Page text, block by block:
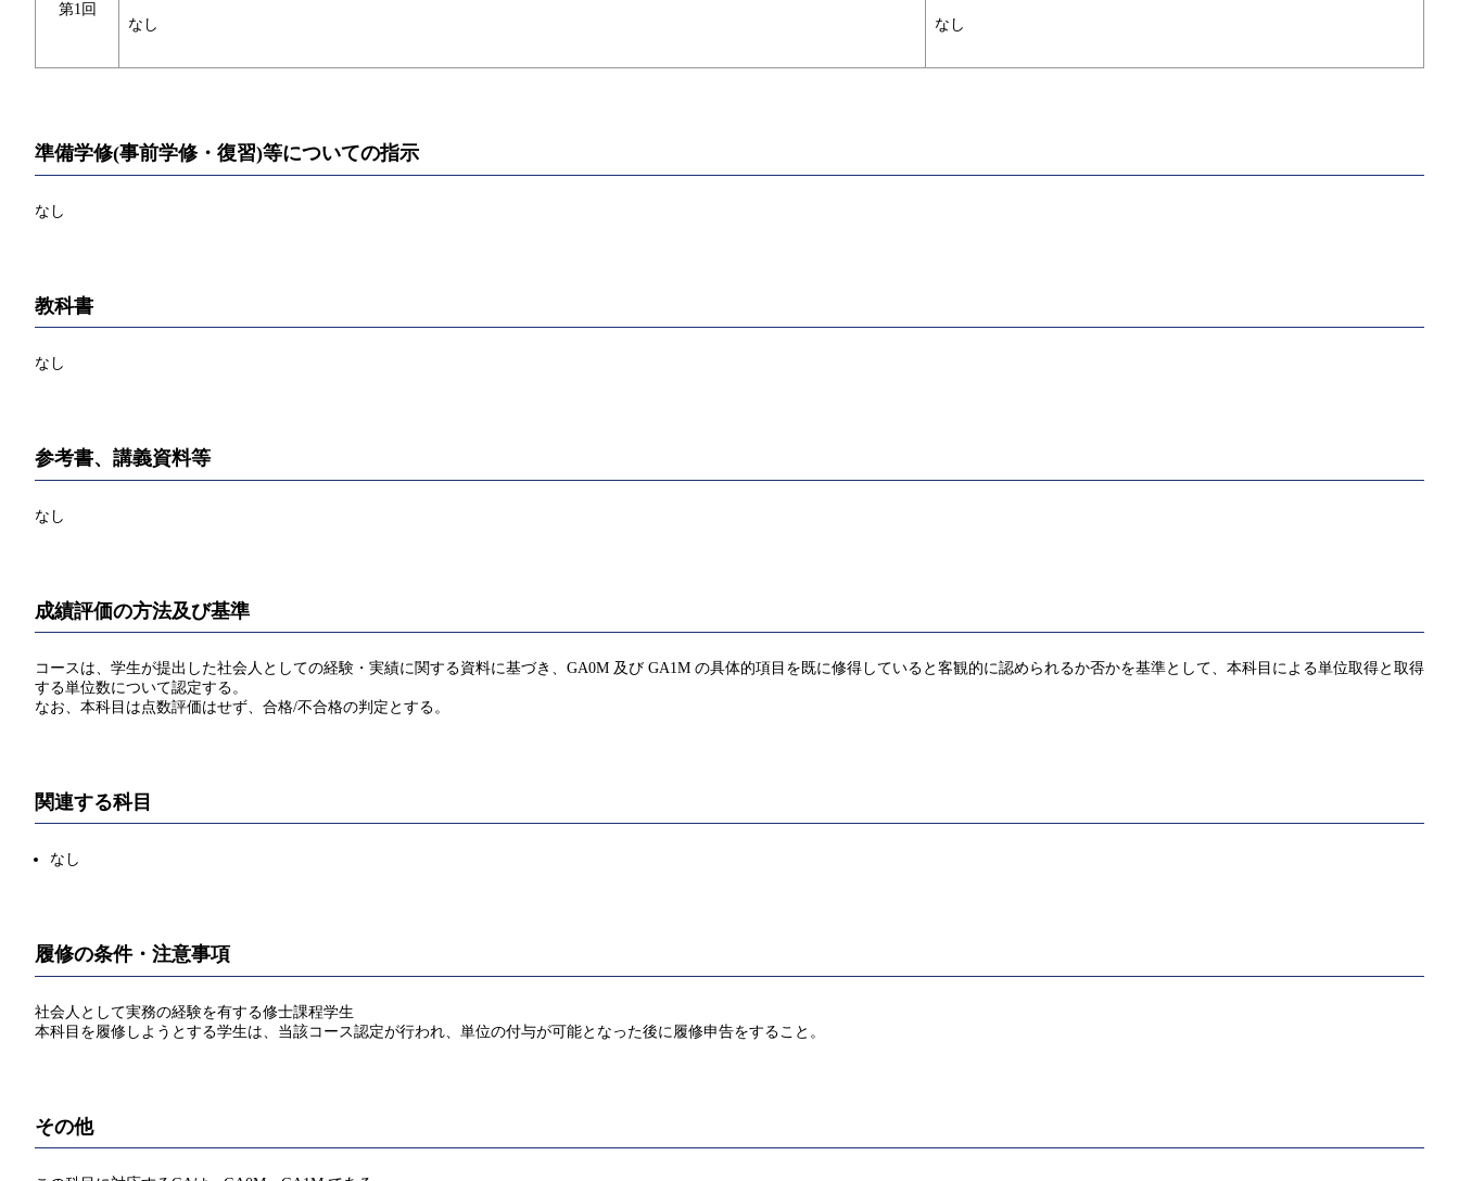
第1回
なし
なし
準備学修(事前学修・復習)等についての指示
なし
教科書
なし
参考書、講義資料等
なし
成績評価の方法及び基準
コースは、学生が提出した社会人としての経験・実績に関する資料に基づき、GA0M 及び GA1M の具体的項目を既に修得していると客観的に認められるか否かを基準として、本科目による単位取得と取得
する単位数について認定する。
なお、本科目は点数評価はせず、合格/不合格の判定とする。
関連する科目
なし
履修の条件・注意事項
社会人として実務の経験を有する修士課程学生
本科目を履修しようとする学生は、当該コース認定が行われ、単位の付与が可能となった後に履修申告をすること。
その他